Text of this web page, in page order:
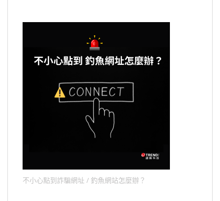
不小心點到詐騙網址 / 釣魚網站怎麼辦？